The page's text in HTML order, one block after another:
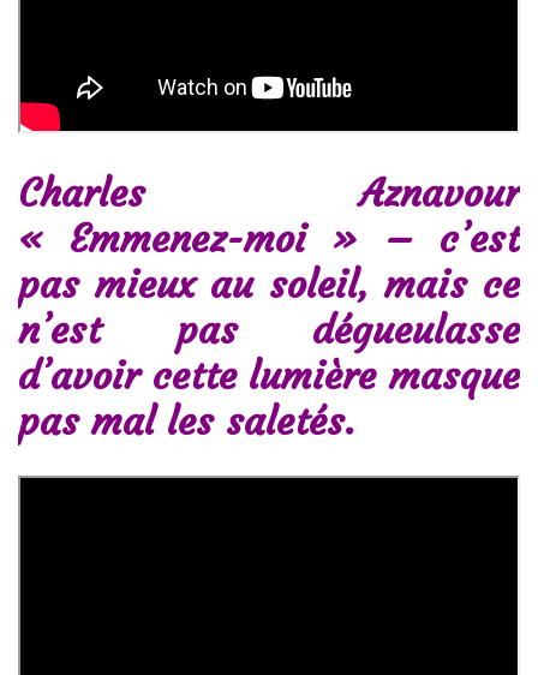
Charles Aznavour
« Emmenez-moi » – c’est
pas mieux au soleil, mais ce
n’est pas dégueulasse
d’avoir cette lumière masque
pas mal les saletés.